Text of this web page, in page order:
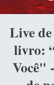
Live
livro:
Você"